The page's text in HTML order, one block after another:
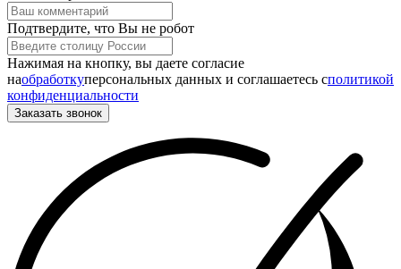
Подтвердите, что Вы не робот
Нажимая на кнопку, вы даете согласие
наобработкуперсональных данных и соглашаетесь cполитикой
конфиденциальности
Заказать звонок